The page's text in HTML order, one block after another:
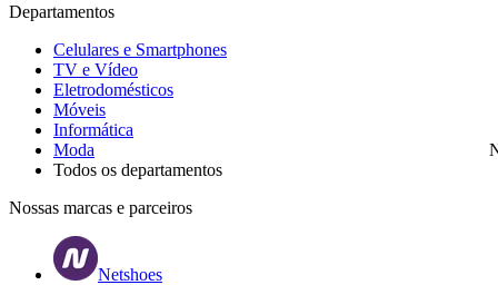
Departamentos
Celulares e Smartphones
TV e Vídeo
Eletrodomésticos
Móveis
Informática
Moda
Todos os departamentos
Nossas marcas e parceiros
Netshoes